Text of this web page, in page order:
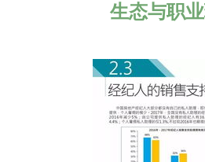
生态与职